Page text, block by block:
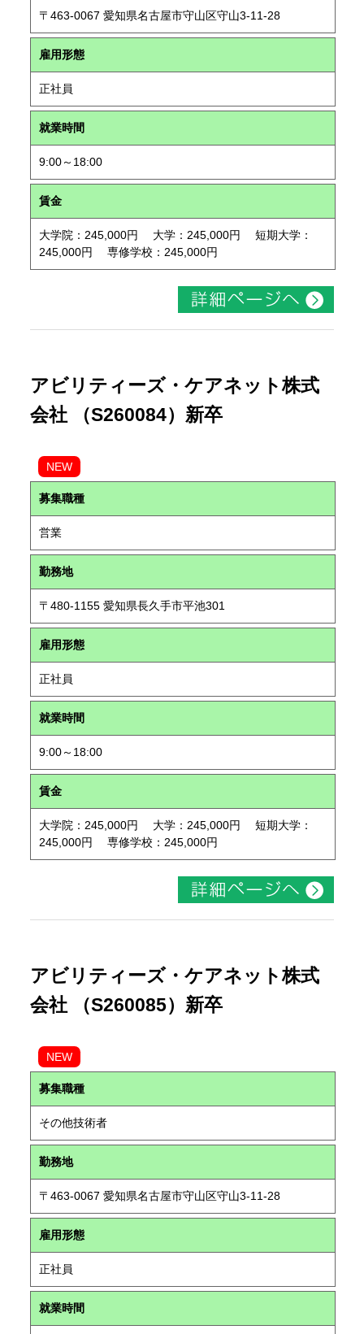
〒463-0067 愛知県名古屋市守山区守山3-11-28
雇用形態
正社員
就業時間
9:00～18:00
賃金
大学院：245,000円 大学：245,000円 短期大学：
245,000円 専修学校：245,000円
アビリティーズ・ケアネット株式
会社 （S260084）新卒
NEW
募集職種
営業
勤務地
〒480-1155 愛知県長久手市平池301
雇用形態
正社員
就業時間
9:00～18:00
賃金
大学院：245,000円 大学：245,000円 短期大学：
245,000円 専修学校：245,000円
アビリティーズ・ケアネット株式
会社 （S260085）新卒
NEW
募集職種
その他技術者
勤務地
〒463-0067 愛知県名古屋市守山区守山3-11-28
雇用形態
正社員
就業時間